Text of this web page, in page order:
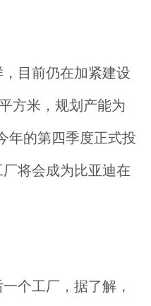
目前仍在加紧建设
方米，规划产能为
年的第四季度正式投
将会成为比亚迪在
个工厂，据了解，